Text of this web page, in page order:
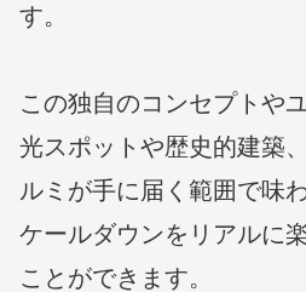
す。
この独自のコンセプトや
光スポットや歴史的建築
ルミが手に届く範囲で味
ケールダウンをリアルに
ことができます。